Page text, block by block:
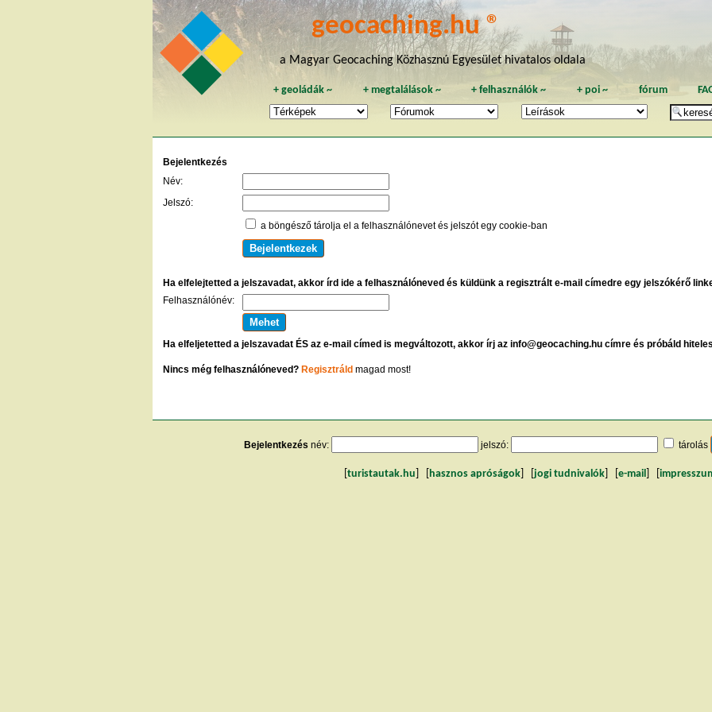
geocaching.hu ®
a Magyar Geocaching Közhasznú Egyesület hivatalos oldala
+geoládák ~ + megtalálások~ +felhasználók ~ + poi~ fórum
Bejelentkezés
Név:
Jelszó:
a böngésző tárolja el a felhasználónevet és jelszót egy cookie-ban
Ha elfelejtetted a jelszavadat, akkor írd ide a felhasználóneved és küldünk a regisztrált e-mail címedre egy jelszókérő
Felhasználónév:
Ha elfeljetetted a jelszavadat ÉS az e-mail címed is megváltozott, akkor írj az info@geocaching.hu címre és próbáld
Nincs még felhasználóneved? Regisztráld magad most!
Bejelentkezés név: jelszó: tárolás
turistautak.hu hasznos apróságok jogi tudnivalók e-mail